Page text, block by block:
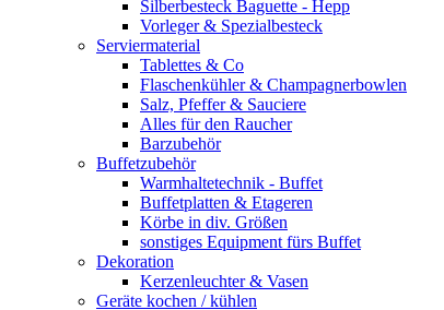
Silberbesteck Baguette - Hepp
Vorleger & Spezialbesteck
Serviermaterial
Tablettes & Co
Flaschenkühler & Champagnerbowlen
Salz, Pfeffer & Sauciere
Alles für den Raucher
Barzubehör
Buffetzubehör
Warmhaltetechnik - Buffet
Buffetplatten & Etageren
Körbe in div. Größen
sonstiges Equipment fürs Buffet
Dekoration
Kerzenleuchter & Vasen
Geräte kochen / kühlen